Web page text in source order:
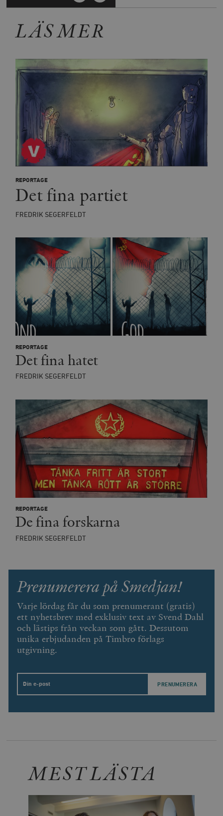
LÄS MER
REPORTAGE
Det fina partiet
FREDRIK SEGERFELDT
REPORTAGE
Det fina hatet
FREDRIK SEGERFELDT
REPORTAGE
De fina forskarna
FREDRIK SEGERFELDT
Prenumerera på Smedjan!
Varje lördag får du som prenumerant (gratis)
ett nyhetsbrev med exklusiv text av Svend Dahl
och lästips från veckan som gått. Dessutom
unika erbjudanden på Timbro förlags
utgivning.
Email
MEST LÄSTA